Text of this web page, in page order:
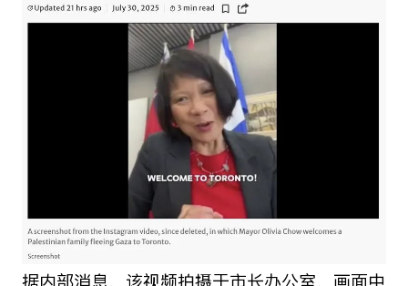
据内部消息，该视频拍摄于市长办公室，画面中